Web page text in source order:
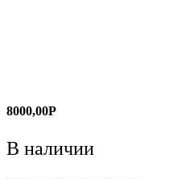
8000,00Р
В наличии